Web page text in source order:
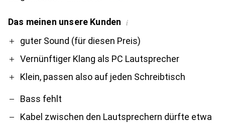
Das meinen unsere Kunden i
Proguter Sound (für diesen Preis)
Vernünftiger Klang als PC Lautsprecher
Klein, passen also auf jeden Schreibtisch
Contra
Bass fehlt
Kabel zwischen den Lautsprechern dürfte etwa